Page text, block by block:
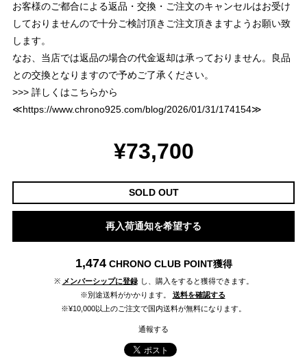
お客様のご都合による返品・交換・ご注文のキャンセルはお受け
しておりませんので十分ご検討頂きご注文頂きますようお願い致
します。
なお、当店では返品の場合の代金返却は承っておりません。良品
との交換となりますので予めご了承ください。
>>> 詳しくはこちらから
≪https://www.chrono925.com/blog/2026/01/31/174154≫
¥73,700
SOLD OUT
再入荷通知を希望する
1,474 CHRONO CLUB POINT獲得
※ メンバーシップに登録 し、購入をすると獲得できます。
※別途送料がかかります。
送料を確認する
※¥10,000以上のご注文で国内送料が無料になります。
通報する